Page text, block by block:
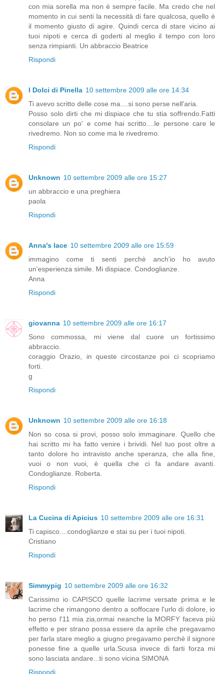
con mia sorella ma non è sempre facile. Ma credo che nel
momento in cui senti la necessità di fare qualcosa, quello è
il momento giusto di agire. Quindi cerca di stare vicino ai
tuoi nipoti e cerca di goderti al meglio il tempo con loro
senza rimpianti. Un abbraccio Beatrice
Rispondi
I Dolci di Pinella 10 settembre 2009 alle ore 14:34
Ti avevo scritto delle cose ma....si sono perse nell'aria.
Posso solo dirti che mi dispiace che tu stia soffrendo.Fatti
consolare un po' e come hai scritto....le persone care le
rivedremo. Non so come ma le rivedremo.
Rispondi
Unknown 10 settembre 2009 alle ore 15:27
un abbraccio e una preghiera
paola
Rispondi
Anna's lace 10 settembre 2009 alle ore 15:59
immagino come ti senti perchè anch'io ho avuto
un'esperienza simile. Mi dispiace. Condoglianze.
Anna
Rispondi
giovanna 10 settembre 2009 alle ore 16:17
Sono commossa, mi viene dal cuore un fortissimo
abbraccio.
coraggio Orazio, in queste circostanze poi ci scopriamo
forti.
g
Rispondi
Unknown 10 settembre 2009 alle ore 16:18
Non so cosa si provi, posso solo immaginare. Quello che
hai scritto mi ha fatto venire i brividi. Nel tuo post oltre a
tanto dolore ho intravisto anche speranza, che alla fine,
vuoi o non vuoi, è quella che ci fa andare avanti.
Condoglianze. Roberta.
Rispondi
La Cucina di Apicius 10 settembre 2009 alle ore 16:31
Ti capisco....condoglianze e stai su per i tuoi nipoti.
Cristiano
Rispondi
Simmypig 10 settembre 2009 alle ore 16:32
Carissimo io CAPISCO quelle lacrime versate prima e le
lacrime che rimangono dentro a soffocare l'urlo di dolore, io
ho perso l'11 mia zia,ormai neanche la MORFY faceva più
effetto e per strano possa essere da aprile che pregavamo
per farla stare meglio a giugno pregavamo perchè il signore
ponesse fine a quelle urla.Scusa invece di farti forza mi
sono lasciata andare...ti sono vicina SIMONA
Rispondi